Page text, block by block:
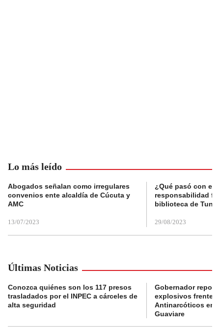
Lo más leído
Abogados señalan como irregulares
convenios ente alcaldía de Cúcuta y
AMC
13/07/2023
¿Qué pasó con el
responsabilidad
biblioteca de
29/08/2023
Últimas Noticias
Conozca quiénes son los 117 presos
trasladados por el INPEC a cárceles de
alta seguridad
Gobernador
explosivos frente a
Antinarcóticos en
Guaviare